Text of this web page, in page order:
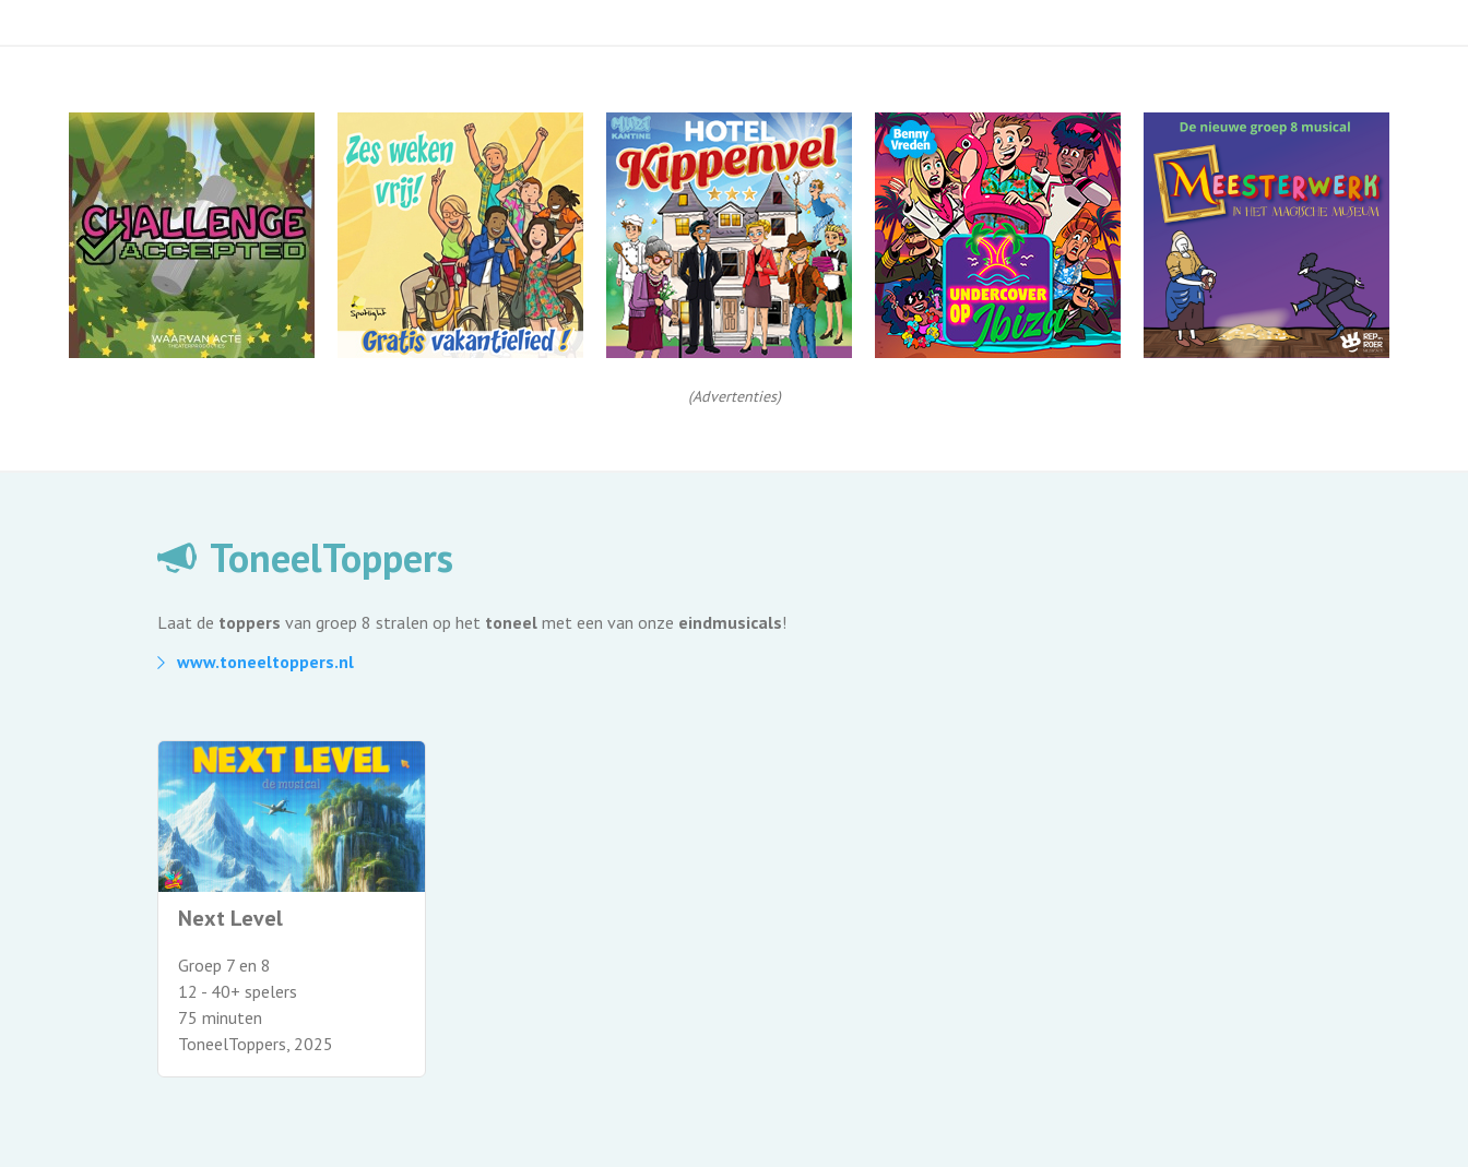
(Advertenties)
ToneelToppers
Laat de toppers van groep 8 stralen op het toneel met een van onze eindmusicals!
www.toneeltoppers.nl
Next Level
Groep 7 en 8
12 - 40+ spelers
75 minuten
ToneelToppers, 2025